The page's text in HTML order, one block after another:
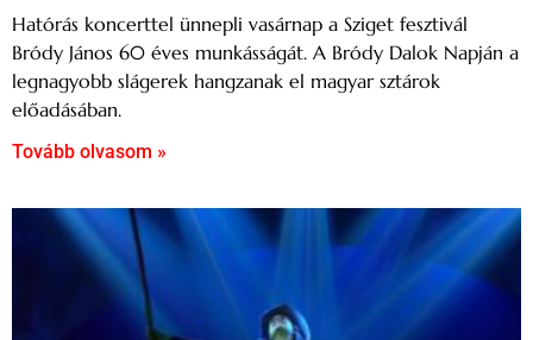
Hatórás koncerttel ünnepli vasárnap a Sziget fesztivál
Bródy János 60 éves munkásságát. A Bródy Dalok Napján a
legnagyobb slágerek hangzanak el magyar sztárok
előadásában.
Tovább olvasom »